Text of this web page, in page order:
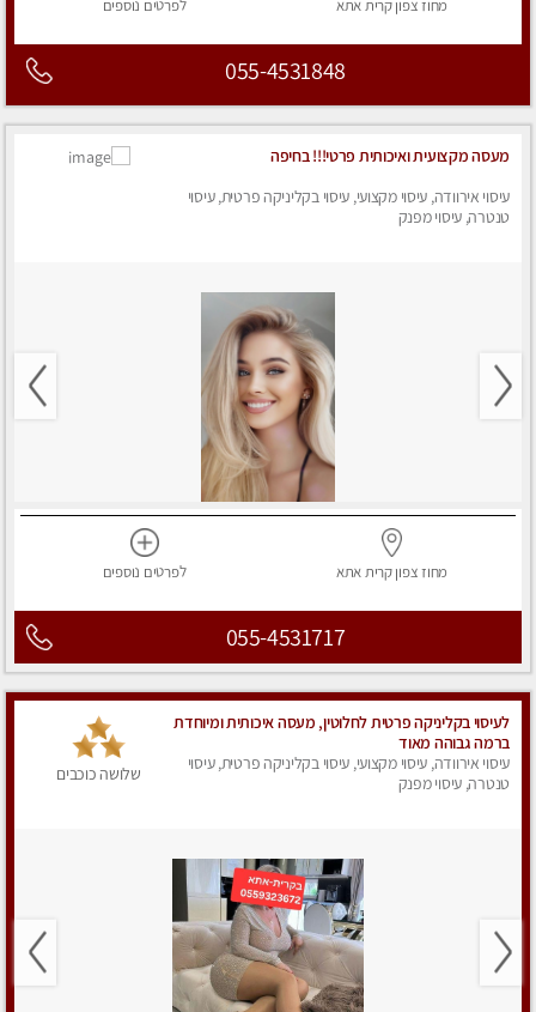
מחוז צפוןקרית אתא לפרטים נוספים
055-4531848
מעסה מקצועית ואיכותית פרטי!!! בחיפה
עיסוי אירוודה, עיסוי מקצועי, עיסוי בקליניקה פרטית, עיסוי
טנטרה, עיסוי מפנק
מחוז צפוןקרית אתא לפרטים נוספים
055-4531717
לעיסוי בקליניקה פרטית לחלוטין, מעסה איכותית ומיוחדת
ברמה גבוהה מאוד
עיסוי אירוודה, עיסוי מקצועי, עיסוי בקליניקה פרטית, עיסוי
טנטרה, עיסוי מפנק
שלושה כוכבים